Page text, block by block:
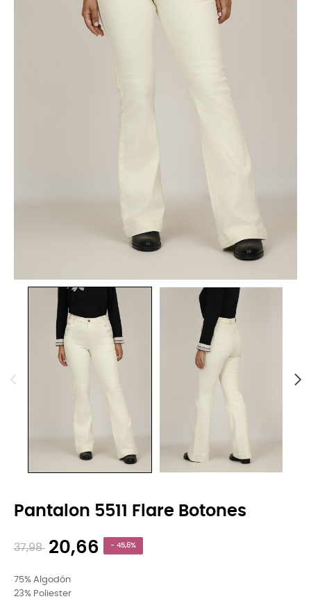
Pantalon 5511 Flare Botones
37,98 20,66 - 45,6%
75% Algodón
23% Poliester